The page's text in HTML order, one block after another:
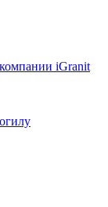
iGranit